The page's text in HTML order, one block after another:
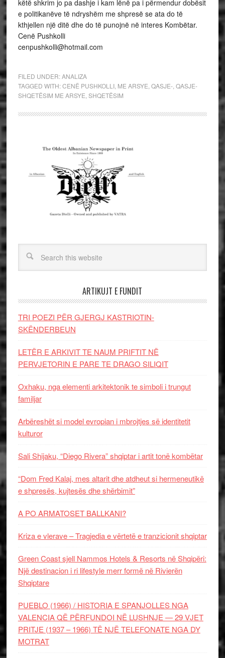
këtë shkrim jo pa dashje i kam lënë pa i përmendur dobësit
e politikanëve të ndryshëm me shpresë se ata do të
kthjellen një ditë dhe do të punojnë në interes Kombëtar.
Cenë Pushkolli
cenpushkolli@hotmail.com
FILED UNDER:ANALIZA
TAGGED WITH:CENË PUSHKOLLI, ME ARSYE QASJE-, QASJE-
SHQETËSIM ME ARSYE SHQETËSIM
ARTIKUJT E FUNDIT
TRI POEZI PËR GJERGJ KASTRIOTIN-
SKËNDERBEUN
LETËR E ARKIVIT TE NAUM PRIFTIT NË
PERVJETORIN E PARE TE DRAGO SILIQIT
Oxhaku, nga elementi arkitektonik te simboli i trungut
familjar
Arbëreshët si model evropian i mbrojtjes së identitetit
kulturor
Sali Shijaku, “Diego Rivera” shqiptar i artit tonë kombëtar
“Dom Fred Kalaj, mes altarit dhe atdheut si hermeneutikë
e shpresës, kujtesës dhe shërbimit”
A PO ARMATOSET BALLKANI?
Kriza e vlerave – Tragjedia e vërtetë e tranzicionit shqiptar
Green Coast sjell Nammos Hotels & Resorts në Shqipëri:
Një destinacion i ri lifestyle merr formë në Rivierën
Shqiptare
PUEBLO (1966) / HISTORIA E SPANJOLLES NGA
VALENCIA QË PËRFUNDOI NË LUSHNJE — 29 VJET
PRITJE (1937 – 1966) TË NJË TELEFONATE NGA DY
MOTRAT